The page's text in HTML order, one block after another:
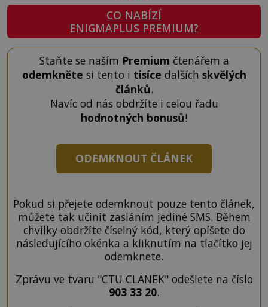
CO NABÍZÍ
ENIGMAPLUS PREMIUM?
Staňte se naším Premium čtenářem a
odemkněte si tento i tisíce dalších skvělých
článků.
Navíc od nás obdržíte i celou řadu
hodnotných bonusů!
ODEMKNOUT ČLÁNEK
Pokud si přejete odemknout pouze tento článek,
můžete tak učinit zasláním jediné SMS. Během
chvilky obdržíte číselný kód, který opíšete do
následujícího okénka a kliknutím na tlačítko jej
odemknete.
Zprávu ve tvaru "CTU CLANEK" odešlete na číslo
903 33 20.